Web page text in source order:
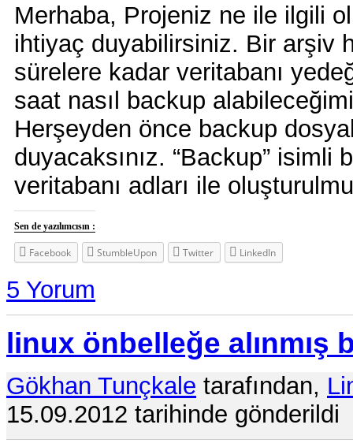
Merhaba, Projeniz ne ile ilgili
ihtiyaç duyabilirsiniz. Bir arşiv
sürelere kadar veritabanı
saat nasıl backup
Herşeyden önce backup
duyacaksınız. “Backup”
veritabanı adları ile
Sen de yazılımcısın :
Facebook StumbleUpon Twitter LinkedIn
5 Yorum
linux önbelleğe alınmış
Gökhan Tunçkale tarafından,
15.09.2012 tarihinde gönderildi